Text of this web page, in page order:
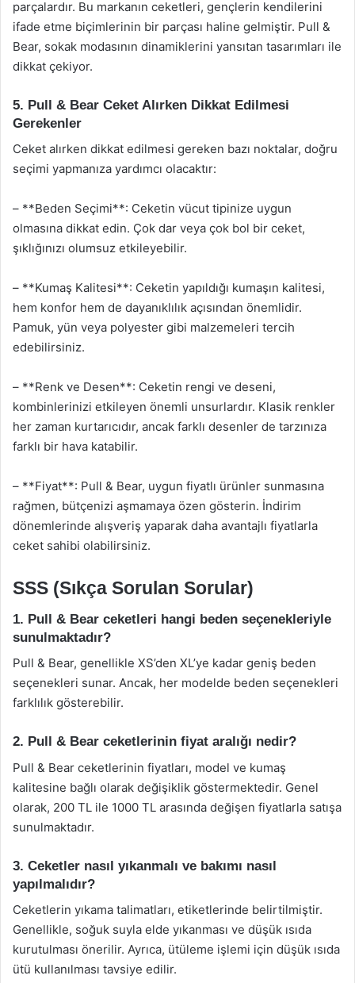
parçalardır. Bu markanın ceketleri, gençlerin kendilerini
ifade etme biçimlerinin bir parçası haline gelmiştir. Pull &
Bear, sokak modasının dinamiklerini yansıtan tasarımları ile
dikkat çekiyor.
5. Pull & Bear Ceket Alırken Dikkat Edilmesi
Gerekenler
Ceket alırken dikkat edilmesi gereken bazı noktalar, doğru
seçimi yapmanıza yardımcı olacaktır:
– **Beden Seçimi**: Ceketin vücut tipinize uygun
olmasına dikkat edin. Çok dar veya çok bol bir ceket,
şıklığınızı olumsuz etkileyebilir.
– **Kumaş Kalitesi**: Ceketin yapıldığı kumaşın kalitesi,
hem konfor hem de dayanıklılık açısından önemlidir.
Pamuk, yün veya polyester gibi malzemeleri tercih
edebilirsiniz.
– **Renk ve Desen**: Ceketin rengi ve deseni,
kombinlerinizi etkileyen önemli unsurlardır. Klasik renkler
her zaman kurtarıcıdır, ancak farklı desenler de tarzınıza
farklı bir hava katabilir.
– **Fiyat**: Pull & Bear, uygun fiyatlı ürünler sunmasına
rağmen, bütçenizi aşmamaya özen gösterin. İndirim
dönemlerinde alışveriş yaparak daha avantajlı fiyatlarla
ceket sahibi olabilirsiniz.
SSS (Sıkça Sorulan Sorular)
1. Pull & Bear ceketleri hangi beden seçenekleriyle
sunulmaktadır?
Pull & Bear, genellikle XS’den XL’ye kadar geniş beden
seçenekleri sunar. Ancak, her modelde beden seçenekleri
farklılık gösterebilir.
2. Pull & Bear ceketlerinin fiyat aralığı nedir?
Pull & Bear ceketlerinin fiyatları, model ve kumaş
kalitesine bağlı olarak değişiklik göstermektedir. Genel
olarak, 200 TL ile 1000 TL arasında değişen fiyatlarla satışa
sunulmaktadır.
3. Ceketler nasıl yıkanmalı ve bakımı nasıl
yapılmalıdır?
Ceketlerin yıkama talimatları, etiketlerinde belirtilmiştir.
Genellikle, soğuk suyla elde yıkanması ve düşük ısıda
kurutulması önerilir. Ayrıca, ütüleme işlemi için düşük ısıda
ütü kullanılması tavsiye edilir.